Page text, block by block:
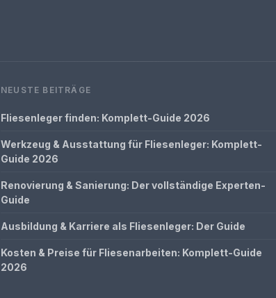
NEUSTE BEITRÄGE
Fliesenleger finden: Komplett-Guide 2026
Werkzeug & Ausstattung für Fliesenleger: Komplett-
Guide 2026
Renovierung & Sanierung: Der vollständige Experten-
Guide
Ausbildung & Karriere als Fliesenleger: Der Guide
Kosten & Preise für Fliesenarbeiten: Komplett-Guide
2026